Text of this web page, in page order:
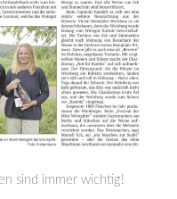
sind immer wichtig!